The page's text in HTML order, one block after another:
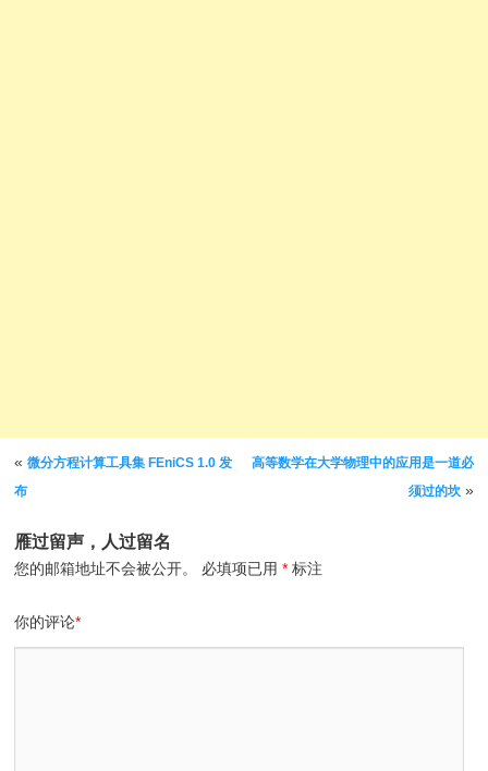
文章导航
«微分方程计算工具集 FEniCS 1.0 发
布
高等数学在大学物理中的应用是一道必
须过的坎»
雁过留声，人过留名
您的邮箱地址不会被公开。 必填项已用* 标注
你的评论*